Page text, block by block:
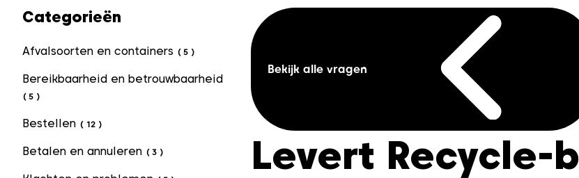
Categorieën
Afvalsoorten en containers ( 5 )
Bereikbaarheid en betrouwbaarheid
( 5 )
Bestellen ( 12 )
Betalen en annuleren ( 3 )
Bekijk alle vragen
Levert Recycle-